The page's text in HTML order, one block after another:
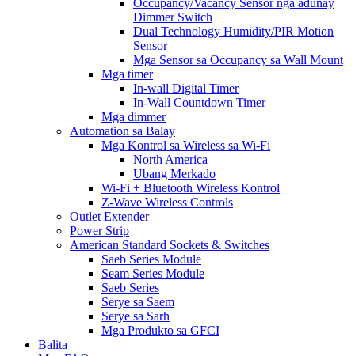
Occupancy/Vacancy Sensor nga adunay
Dimmer Switch
Dual Technology Humidity/PIR Motion
Sensor
Mga Sensor sa Occupancy sa Wall Mount
Mga timer
In-wall Digital Timer
In-Wall Countdown Timer
Mga dimmer
Automation sa Balay
Mga Kontrol sa Wireless sa Wi-Fi
North America
Ubang Merkado
Wi-Fi + Bluetooth Wireless Kontrol
Z-Wave Wireless Controls
Outlet Extender
Power Strip
American Standard Sockets & Switches
Saeb Series Module
Seam Series Module
Saeb Series
Serye sa Saem
Serye sa Sarh
Mga Produkto sa GFCI
Balita